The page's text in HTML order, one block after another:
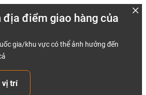
địa điểm giao hàng của
gia/khu vực có thể ảnh hưởng đến
vị trí